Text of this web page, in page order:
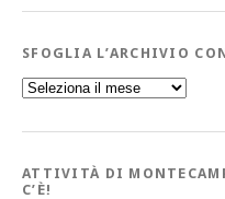
SFOGLIA L’ARCHIVIO
Sfoglia
l’Archivio
tutti
Articoli
ATTIVITÀ DI
C’È!